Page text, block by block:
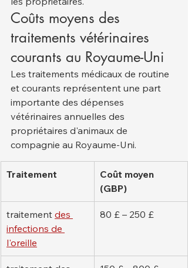
Coûts moyens des
traitements vétérinaires
courants au Royaume-Uni
Les traitements médicaux de routine
et courants représentent une part
importante des dépenses
vétérinaires annuelles des
propriétaires d'animaux de
compagnie au Royaume-Uni.
Traitement
Coût moyen
(GBP)
traitement des
infections de
l'oreille
80 £ – 250 £